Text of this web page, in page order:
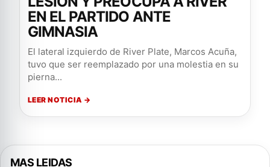
EN EL PARTIDO ANTE
GIMNASIA
El lateral izquierdo de River Plate, Marcos Acuña,
tuvo que ser reemplazado por una molestia en su
pierna...
LEER NOTICIA →
MAS LEIDAS